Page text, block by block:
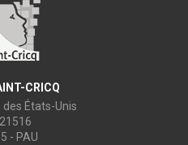
CRICQ
États-Unis
- PAU